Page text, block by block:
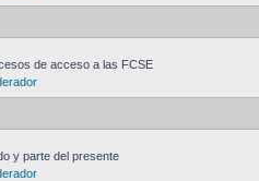
de acceso a las FCSE
y parte del presente